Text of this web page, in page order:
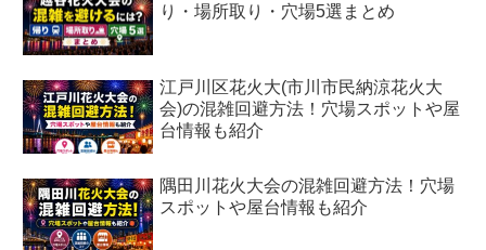
り・場所取り・穴場5選まとめ
江戸川区花火大(市川市民納涼花火大
会)の混雑回避方法！穴場スポットや屋
台情報も紹介
隅田川花火大会の混雑回避方法！穴場
スポットや屋台情報も紹介